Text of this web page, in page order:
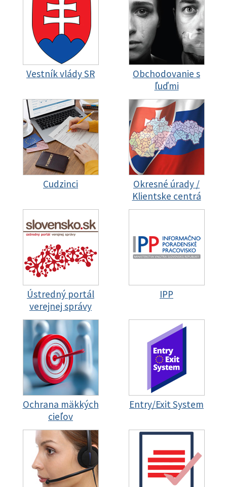
Vestník vlády SR
Obchodovanie s
ľuďmi
Cudzinci
Okresné úrady /
Klientske centrá
Ústredný portál
verejnej správy
IPP
Ochrana mäkkých
cieľov
Entry/Exit System